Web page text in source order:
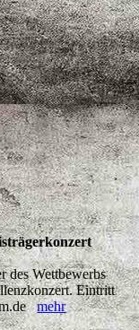
des Wettbewerbs
Eintritt
mehr